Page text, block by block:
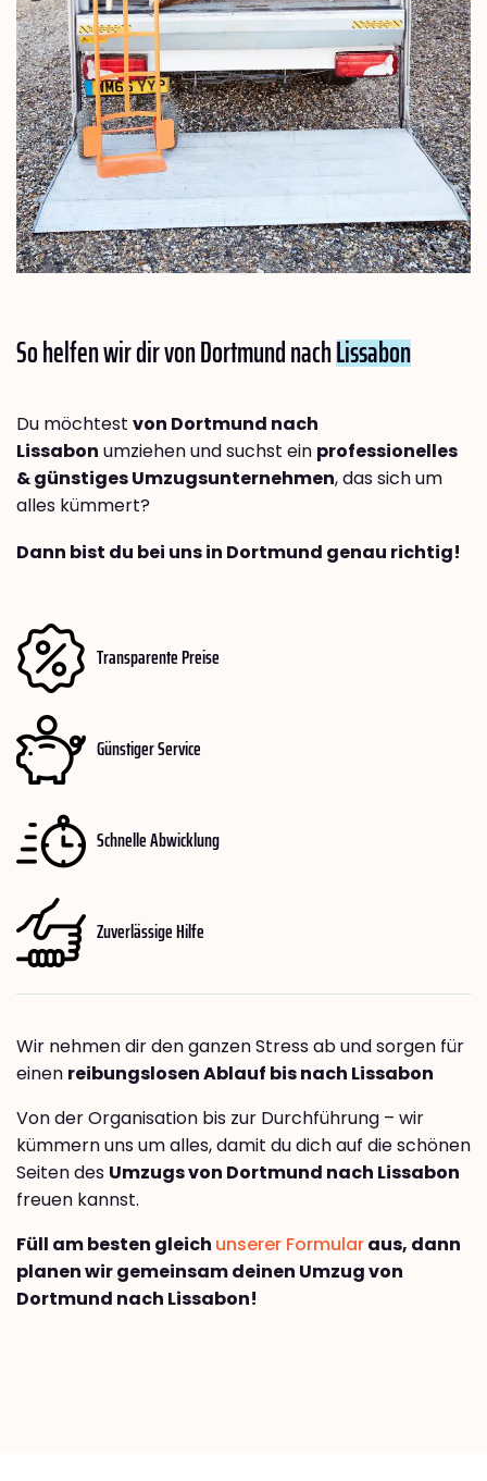
So helfen wir dir von Dortmund nachLissabon
Du möchtest von Dortmund nach
Lissabon umziehen und suchst ein professionelles
& günstiges Umzugsunternehmen, das sich um
alles kümmert?
Dann bist du bei uns in Dortmund genau richtig!
Transparente Preise
Günstiger Service
Schnelle Abwicklung
Zuverlässige Hilfe
Wir nehmen dir den ganzen Stress ab und sorgen für
einen reibungslosen Ablauf bis nach Lissabon
Von der Organisation bis zur Durchführung – wir
kümmern uns um alles, damit du dich auf die schönen
Seiten des Umzugs von Dortmund nach Lissabon
freuen kannst.
Füll am besten gleich unserer Formularaus, dann
planen wir gemeinsam deinen Umzug von
Dortmund nach Lissabon!